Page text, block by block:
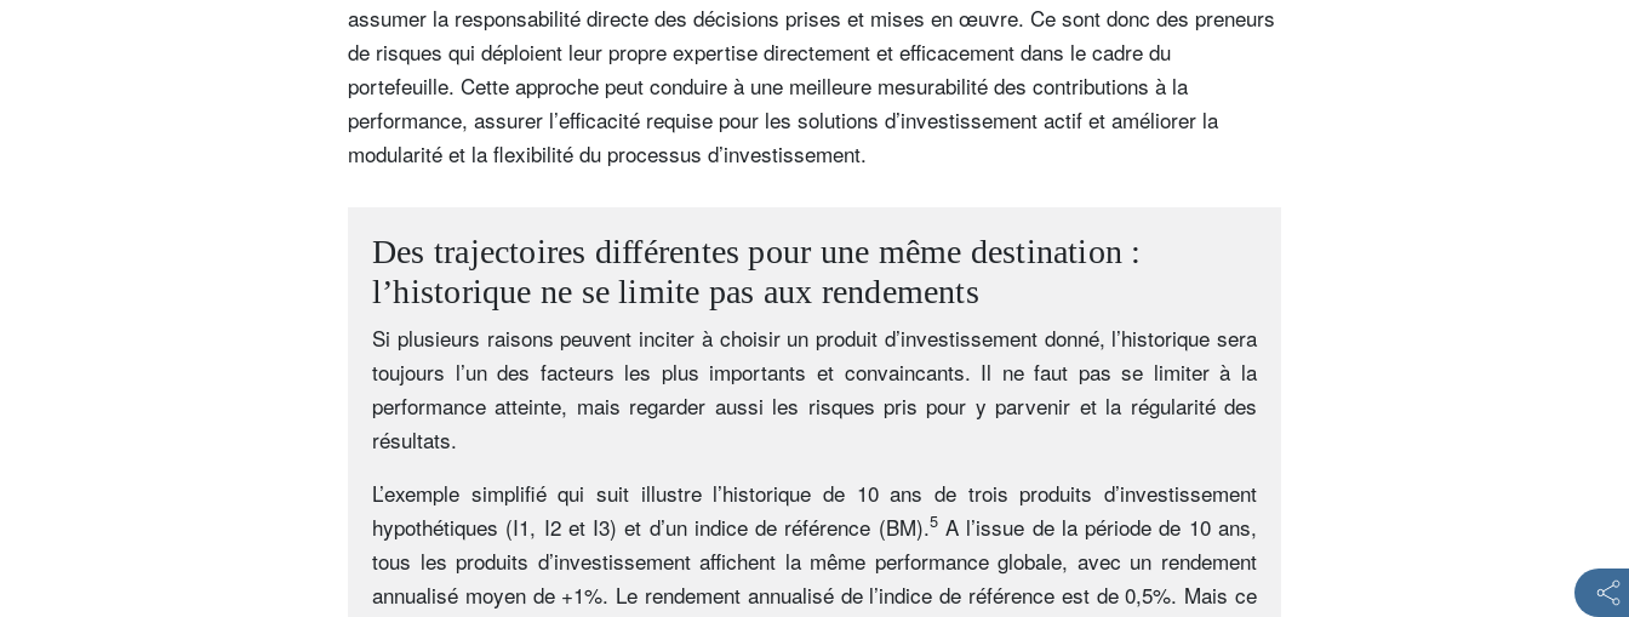
assumer la responsabilité directe des décisions prises et mises en œuvre. Ce sont donc des preneurs
de risques qui déploient leur propre expertise directement et efficacement dans le cadre du
portefeuille. Cette approche peut conduire à une meilleure mesurabilité des contributions à la
performance, assurer l’efficacité requise pour les solutions d’investissement actif et améliorer la
modularité et la flexibilité du processus d’investissement.
Des trajectoires différentes pour une même destination :
l’historique ne se limite pas aux rendements
Si plusieurs raisons peuvent inciter à choisir un produit d’investissement donné, l’historique sera
toujours l’un des facteurs les plus importants et convaincants. Il ne faut pas se limiter à la
performance atteinte, mais regarder aussi les risques pris pour y parvenir et la régularité des
résultats.
L’exemple simplifié qui suit illustre l’historique de 10 ans de trois produits d’investissement
hypothétiques (I1, I2 et I3) et d’un indice de référence (BM).5A l’issue de la période de 10 ans,
tous les produits d’investissement affichent la même performance globale, avec un rendement
annualisé moyen de +1%. Le rendement annualisé de l’indice de référence est de 0,5%. Mais ce